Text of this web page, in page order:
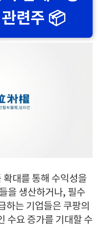
련주 📦
대를 통해 수익성을
을 생산하거나, 필수
하는 기업들은 쿠팡의
수요 증가를 기대할 수